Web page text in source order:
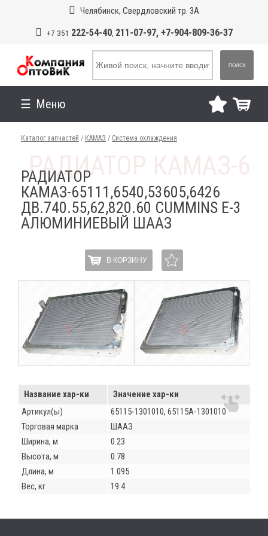
Челябинск, Свердловский тр. 3А
+7 351 222-54-40, 211-07-97, +7-904-809-36-37
ПОИСК
Меню
Каталог запчастей / КАМАЗ / Система охлаждения
РАДИАТОР
КАМАЗ-65111,6540,53605,6426
ДВ.740.55,62,820.60 CUMMINS Е-3
АЛЮМИНИЕВЫЙ ШААЗ
В КОРЗИНУ
Название хар-ки
Значение хар-ки
Артикул(ы)
65115-1301010, 65115А-1301010
Торговая марка
ШААЗ
Ширина, м
0.23
Высота, м
0.78
Длина, м
1.095
Вес, кг
19.4